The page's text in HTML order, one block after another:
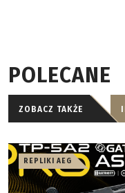
POLECANE
ZOBACZ TAKŻE
REPLIKI AEG